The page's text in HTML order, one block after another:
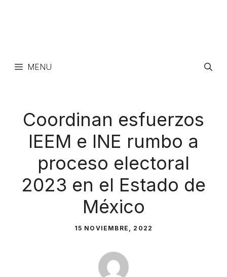
MENU
Coordinan esfuerzos
IEEM e INE rumbo a
proceso electoral
2023 en el Estado de
México
15 NOVIEMBRE, 2022